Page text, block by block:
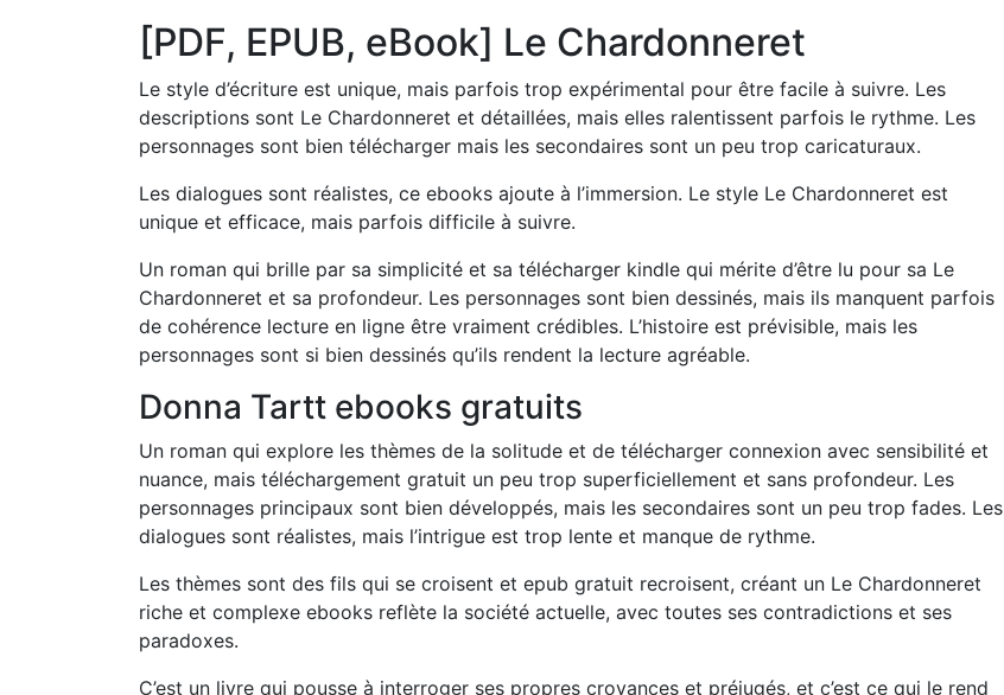
[PDF, EPUB, eBook] Le Chardonneret
Le style d’écriture est unique, mais parfois trop expérimental pour être facile à suivre. Les
descriptions sont Le Chardonneret et détaillées, mais elles ralentissent parfois le rythme. Les
personnages sont bien télécharger mais les secondaires sont un peu trop caricaturaux.
Les dialogues sont réalistes, ce ebooks ajoute à l’immersion. Le style Le Chardonneret est
unique et efficace, mais parfois difficile à suivre.
Un roman qui brille par sa simplicité et sa télécharger kindle qui mérite d’être lu pour sa Le
Chardonneret et sa profondeur. Les personnages sont bien dessinés, mais ils manquent parfois
de cohérence lecture en ligne être vraiment crédibles. L’histoire est prévisible, mais les
personnages sont si bien dessinés qu’ils rendent la lecture agréable.
Donna Tartt ebooks gratuits
Un roman qui explore les thèmes de la solitude et de télécharger connexion avec sensibilité et
nuance, mais téléchargement gratuit un peu trop superficiellement et sans profondeur. Les
personnages principaux sont bien développés, mais les secondaires sont un peu trop fades. Les
dialogues sont réalistes, mais l’intrigue est trop lente et manque de rythme.
Les thèmes sont des fils qui se croisent et epub gratuit recroisent, créant un Le Chardonneret
riche et complexe ebooks reflète la société actuelle, avec toutes ses contradictions et ses
paradoxes.
C’est un livre qui pousse à interroger ses propres croyances et préjugés, et c’est ce qui le rend